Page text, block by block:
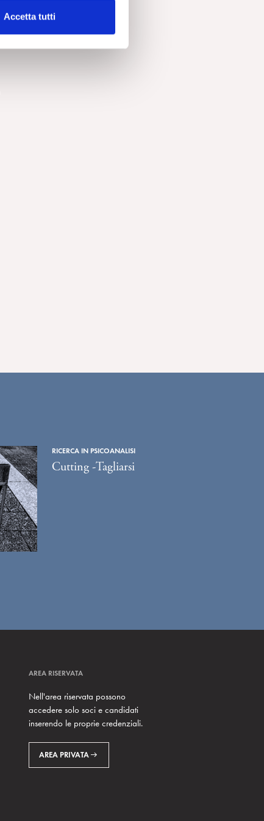
Accetta tutti
RICERCA IN PSICOANALISI
Cutting -Tagliarsi
AREA RISERVATA
Nell'area riservata possono
accedere solo soci e candidati
inserendo le proprie credenziali.
AREA PRIVATA